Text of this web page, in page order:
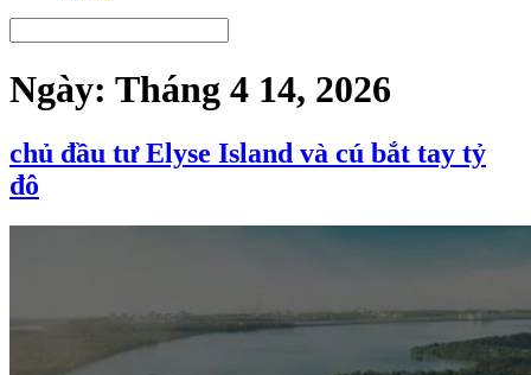
Ngày: Tháng 4 14, 2026
chủ đầu tư Elyse Island và cú bắt tay tỷ
đô